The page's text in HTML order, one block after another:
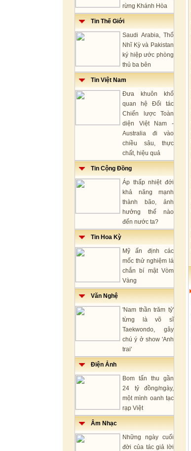
rừng Khánh Hòa
Tin Thế Giới
Saudi Arabia, Thổ
Nhĩ Kỳ và Pakistan
ký hiệp ước phòng
thủ ba bên
Tin Việt Nam
Đưa khuôn khổ
quan hệ Đối tác
Chiến lược Toàn
diện Việt Nam -
Australia đi vào
chiều sâu, thực
chất, hiệu quả
Tin Cộng Đồng
Áp thấp nhiệt đới
khả năng mạnh
thành bão, ảnh
hưởng thế nào
đến nước ta?
Tin Hoa Kỳ
Mỹ ấn định các
mốc thử nghiệm lá
chắn bí mật Vòm
Vàng
Văn Nghệ
'Nam thần trăm tỷ'
từng là võ sĩ
Taekwondo, gây
chú ý ở show 'Anh
trai'
Điện Ảnh
Bom tấn thu gần
24 tỷ đồng/ngày,
một mình oanh tạc
rạp Việt
Âm Nhạc
Những ngày cuối
đời của tác giả lời